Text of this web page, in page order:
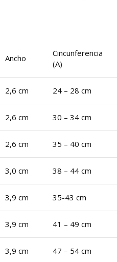
Ancho
Cincunferencia
(A)
2,6 cm 24 – 28 cm
2,6 cm 30 – 34 cm
2,6 cm 35 – 40 cm
3,0 cm 38 – 44 cm
3,9 cm 35-43 cm
3,9 cm 41 – 49 cm
3,9 cm 47 – 54 cm